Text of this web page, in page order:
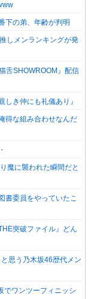
下の弟、年齢が判明
しメンランキングが発
舌SHOWROOM』配信
き仲にも礼儀あり』
得な組み合わせなんだ
魔に襲われた瞬間だと
書委員をやっていたこ
突破ファイル』どん
思う乃木坂46歴代メン
でワンツーフィニッシ